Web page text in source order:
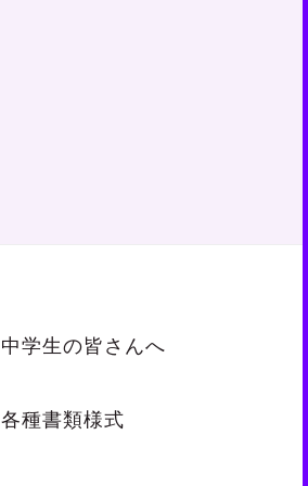
中学生の皆さんへ
各種書類様式